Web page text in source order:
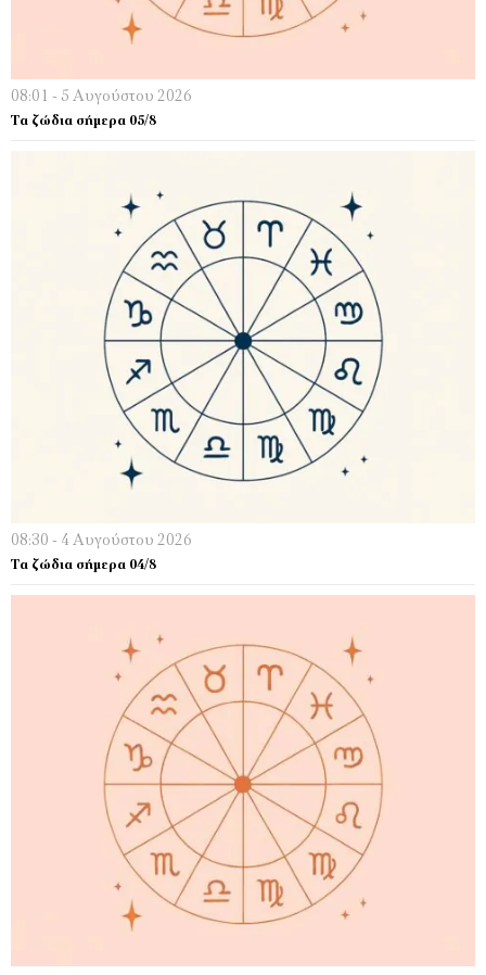
08:01 - 5 Αυγούστου 2026
Τα ζώδια σήμερα 05/8
08:30 - 4 Αυγούστου 2026
Τα ζώδια σήμερα 04/8